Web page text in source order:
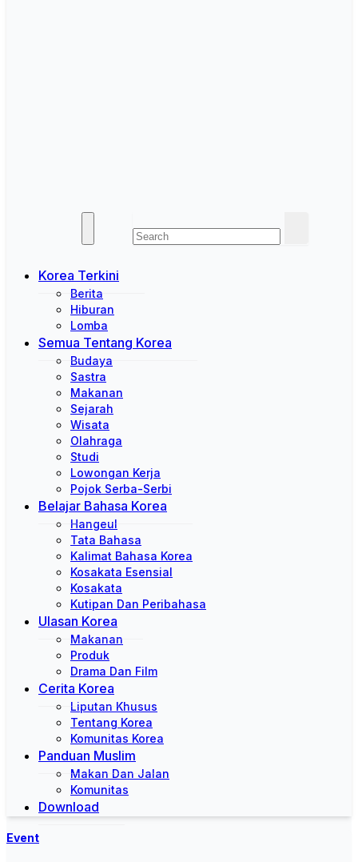
Korea Terkini
Berita
Hiburan
Lomba
Semua Tentang Korea
Budaya
Sastra
Makanan
Sejarah
Wisata
Olahraga
Studi
Lowongan Kerja
Pojok Serba-Serbi
Belajar Bahasa Korea
Hangeul
Tata Bahasa
Kalimat Bahasa Korea
Kosakata Esensial
Kosakata
Kutipan Dan Peribahasa
Ulasan Korea
Makanan
Produk
Drama Dan Film
Cerita Korea
Liputan Khusus
Tentang Korea
Komunitas Korea
Panduan Muslim
Makan Dan Jalan
Komunitas
Download
Event